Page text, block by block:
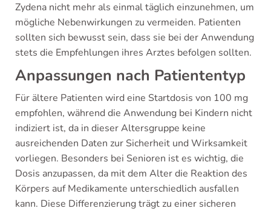
Zydena nicht mehr als einmal täglich einzunehmen, um
mögliche Nebenwirkungen zu vermeiden. Patienten
sollten sich bewusst sein, dass sie bei der Anwendung
stets die Empfehlungen ihres Arztes befolgen sollten.
Anpassungen nach Patiententyp
Für ältere Patienten wird eine Startdosis von 100 mg
empfohlen, während die Anwendung bei Kindern nicht
indiziert ist, da in dieser Altersgruppe keine
ausreichenden Daten zur Sicherheit und Wirksamkeit
vorliegen. Besonders bei Senioren ist es wichtig, die
Dosis anzupassen, da mit dem Alter die Reaktion des
Körpers auf Medikamente unterschiedlich ausfallen
kann. Diese Differenzierung trägt zu einer sicheren